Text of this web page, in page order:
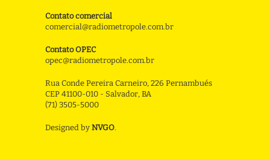
Contato comercial
comercial@radiometropole.com.br
Contato OPEC
opec@radiometropole.com.br
Rua Conde Pereira Carneiro, 226 Pernambués
CEP 41100-010 - Salvador, BA
(71) 3505-5000
Designed by NVGO.